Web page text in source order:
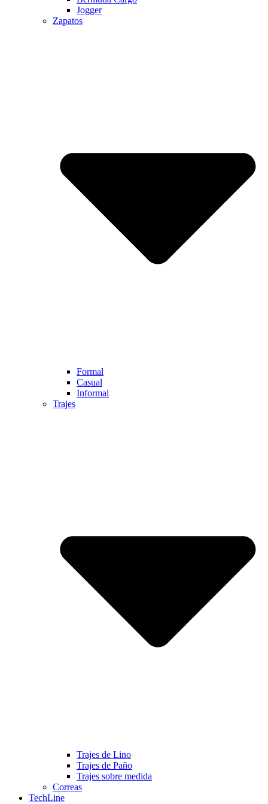
Jogger
Zapatos
Formal
Casual
Informal
Trajes
Trajes de Lino
Trajes de Paño
Trajes sobre medida
Correas
TechLine